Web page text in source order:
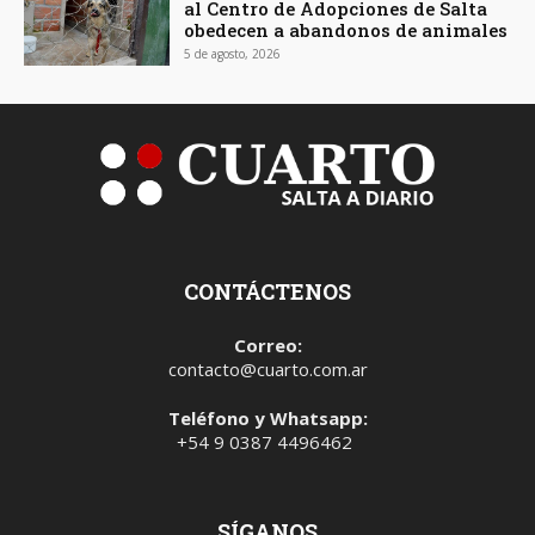
al Centro de Adopciones de Salta
obedecen a abandonos de animales
5 de agosto, 2026
CONTÁCTENOS
Correo:
contacto@cuarto.com.ar
Teléfono y Whatsapp:
+54 9 0387 4496462